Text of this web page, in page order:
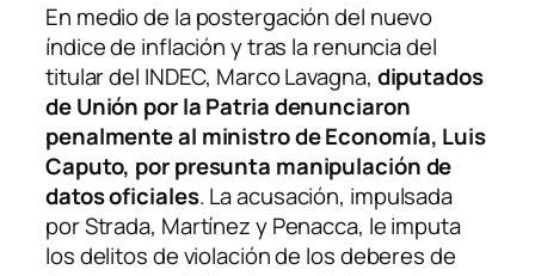
En medio de la postergación del nuevo
índice de inflación y tras la renuncia del
titular del INDEC, Marco Lavagna, diputados
de Unión por la Patria denunciaron
penalmente al ministro de Economía, Luis
Caputo, por presunta manipulación de
datos oficiales. La acusación, impulsada
por Strada, Martínez y Penacca, le imputa
los delitos de violación de los deberes de